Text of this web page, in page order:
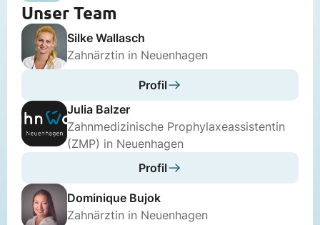
Unser Team
Silke Wallasch
Zahnärztin in Neuenhagen
Profil
Julia Balzer
Zahnmedizinische Prophylaxeassistentin
(ZMP) in Neuenhagen
Profil
Dominique Bujok
Zahnärztin in Neuenhagen